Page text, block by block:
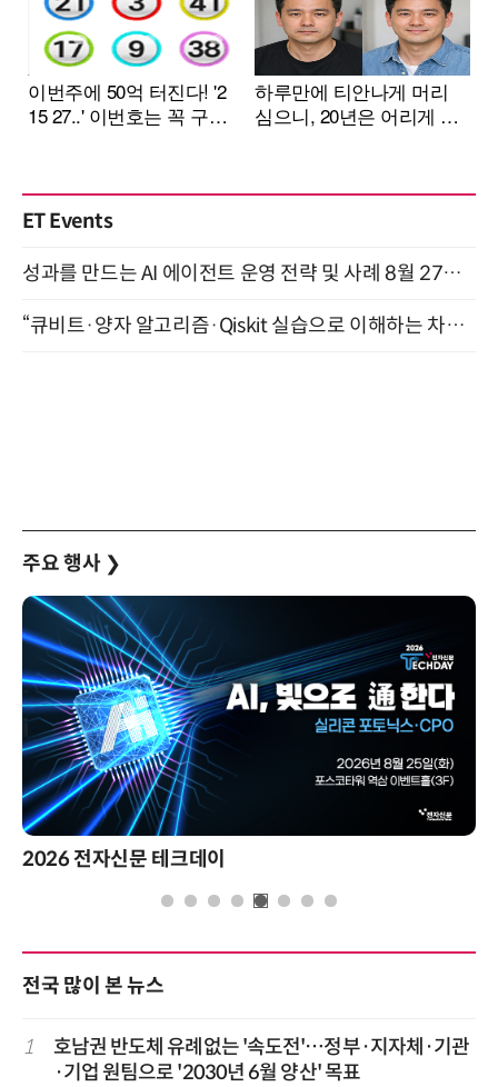
ET Events
성과를 만드는 AI 에이전트 운영 전략 및 사례 8월 27일 개최
“큐비트·양자 알고리즘·Qiskit 실습으로 이해하는 차세대 컴퓨팅” (8/28)
주요 행사 ❯
2026 전자신문 테크데이
전국 많이 본 뉴스
1
호남권 반도체 유례없는 '속도전'…정부·지자체·기관
·기업 원팀으로 '2030년 6월 양산' 목표